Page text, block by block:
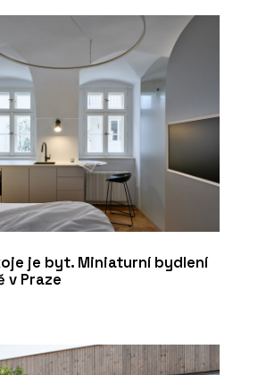
je byt. Miniaturní bydlení
v Praze